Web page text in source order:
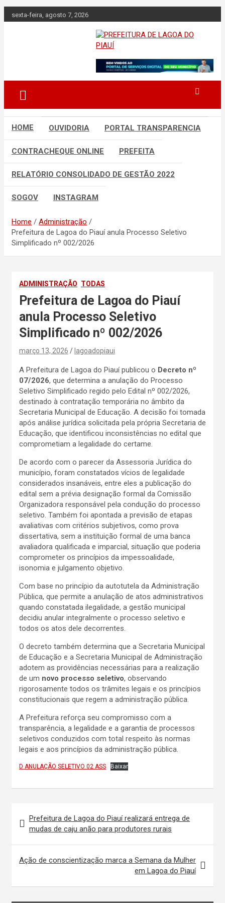
to
sexta-feira, agosto 7, 2026
PREFEITURA DE
LAGOA DO PIAUÍ
HOME OUVIDORIA PORTAL TRANSPARENCIA
CONTRACHEQUE ONLINE PREFEITA
RELATÓRIO CONSOLIDADO DE GESTÃO 2022
SOGOV INSTAGRAM
Home
Administração
Prefeitura de Lagoa do Piauí anula Processo Seletivo
Simplificado nº 002/2026
ADMINISTRAÇÃO TODAS
Prefeitura de Lagoa do Piauí
anula Processo Seletivo
Simplificado nº 002/2026
março 13, 2026 lagoadopiaui
A Prefeitura de Lagoa do Piauí publicou o Decreto nº
07/2026, que determina a anulação do Processo
Seletivo Simplificado regido pelo Edital nº 002/2026,
destinado à contratação temporária no âmbito da
Secretaria Municipal de Educação. A decisão foi tomada
após análise jurídica solicitada pela própria Secretaria de
Educação, que identificou inconsistências no edital que
comprometiam a legalidade do certame.
De acordo com o parecer da Assessoria Jurídica do
município, foram constatados vícios de legalidade
considerados insanáveis, entre eles a publicação do
edital sem a prévia designação formal da Comissão
Organizadora responsável pela condução do processo
seletivo. Também foi apontada a previsão de etapas
avaliativas com critérios subjetivos, como prova
dissertativa, sem a instituição formal de uma banca
avaliadora qualificada e imparcial, situação que poderia
comprometer os princípios da impessoalidade,
isonomia e julgamento objetivo.
Com base no princípio da autotutela da Administração
Pública, que permite a anulação de atos administrativos
quando constatada ilegalidade, a gestão municipal
decidiu anular integralmente o processo seletivo e
todos os atos dele decorrentes.
O decreto também determina que a Secretaria Municipal
de Educação e a Secretaria Municipal de Administração
adotem as providências necessárias para a realização
de um novo processo seletivo, observando
rigorosamente todos os trâmites legais e os princípios
constitucionais que regem a administração pública.
A Prefeitura reforça seu compromisso com a
transparência, a legalidade e a garantia de processos
seletivos conduzidos com total respeito às normas
legais e aos princípios da administração pública.
D ANULAÇÃO SELETIVO 02 ASS Baixar
de
Post
Prefeitura de Lagoa do Piauí realizará entrega de
mudas de caju anão para produtores rurais
Ação de conscientização marca a Semana da Mulher
em Lagoa do Piauí